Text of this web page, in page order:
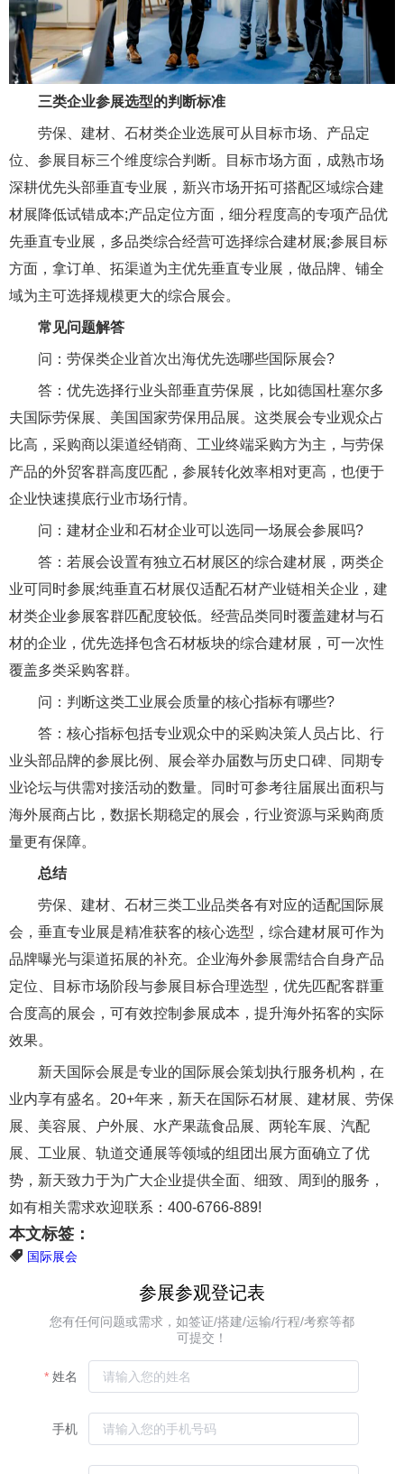
三类企业参展选型的判断标准
劳保、建材、石材类企业选展可从目标市场、产品定
位、参展目标三个维度综合判断。目标市场方面，成熟市场
深耕优先头部垂直专业展，新兴市场开拓可搭配区域综合建
材展降低试错成本;产品定位方面，细分程度高的专项产品优
先垂直专业展，多品类综合经营可选择综合建材展;参展目标
方面，拿订单、拓渠道为主优先垂直专业展，做品牌、铺全
域为主可选择规模更大的综合展会。
常见问题解答
问：劳保类企业首次出海优先选哪些国际展会?
答：优先选择行业头部垂直劳保展，比如德国杜塞尔多
夫国际劳保展、美国国家劳保用品展。这类展会专业观众占
比高，采购商以渠道经销商、工业终端采购方为主，与劳保
产品的外贸客群高度匹配，参展转化效率相对更高，也便于
企业快速摸底行业市场行情。
问：建材企业和石材企业可以选同一场展会参展吗?
答：若展会设置有独立石材展区的综合建材展，两类企
业可同时参展;纯垂直石材展仅适配石材产业链相关企业，建
材类企业参展客群匹配度较低。经营品类同时覆盖建材与石
材的企业，优先选择包含石材板块的综合建材展，可一次性
覆盖多类采购客群。
问：判断这类工业展会质量的核心指标有哪些?
答：核心指标包括专业观众中的采购决策人员占比、行
业头部品牌的参展比例、展会举办届数与历史口碑、同期专
业论坛与供需对接活动的数量。同时可参考往届展出面积与
海外展商占比，数据长期稳定的展会，行业资源与采购商质
量更有保障。
总结
劳保、建材、石材三类工业品类各有对应的适配国际展
会，垂直专业展是精准获客的核心选型，综合建材展可作为
品牌曝光与渠道拓展的补充。企业海外参展需结合自身产品
定位、目标市场阶段与参展目标合理选型，优先匹配客群重
合度高的展会，可有效控制参展成本，提升海外拓客的实际
效果。
新天国际会展是专业的国际展会策划执行服务机构，在
业内享有盛名。20+年来，新天在国际石材展、建材展、劳保
展、美容展、户外展、水产果蔬食品展、两轮车展、汽配
展、工业展、轨道交通展等领域的组团出展方面确立了优
势，新天致力于为广大企业提供全面、细致、周到的服务，
如有相关需求欢迎联系：400-6766-889!
本文标签：
国际展会